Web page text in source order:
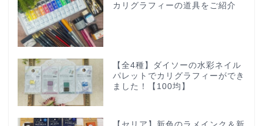
カリグラフィーの道具をご紹介
【全4種】ダイソーの水彩ネイル
パレットでカリグラフィーができ
ました！【100均】